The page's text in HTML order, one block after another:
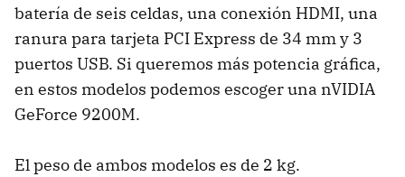
batería de seis celdas, una conexión HDMI, una
ranura para tarjeta PCI Express de 34 mm y 3
puertos USB. Si queremos más potencia gráfica,
en estos modelos podemos escoger una nVIDIA
GeForce 9200M.
El peso de ambos modelos es de 2 kg.